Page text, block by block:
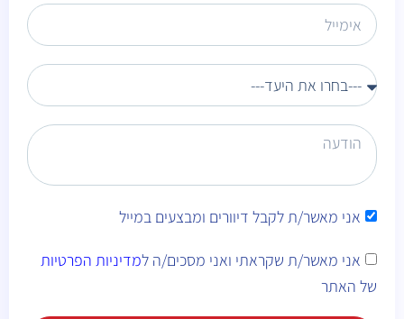
אני מאשר/ת לקבל דיוורים ומבצעים במייל
אני מאשר/ת שקראתי ואני מסכים/ה למדיניות הפרטיות
של האתר